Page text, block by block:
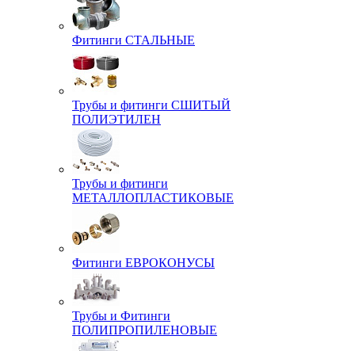
Фитинги СТАЛЬНЫЕ
Трубы и фитинги СШИТЫЙ
ПОЛИЭТИЛЕН
Трубы и фитинги
МЕТАЛЛОПЛАСТИКОВЫЕ
Фитинги ЕВРОКОНУСЫ
Трубы и Фитинги
ПОЛИПРОПИЛЕНОВЫЕ